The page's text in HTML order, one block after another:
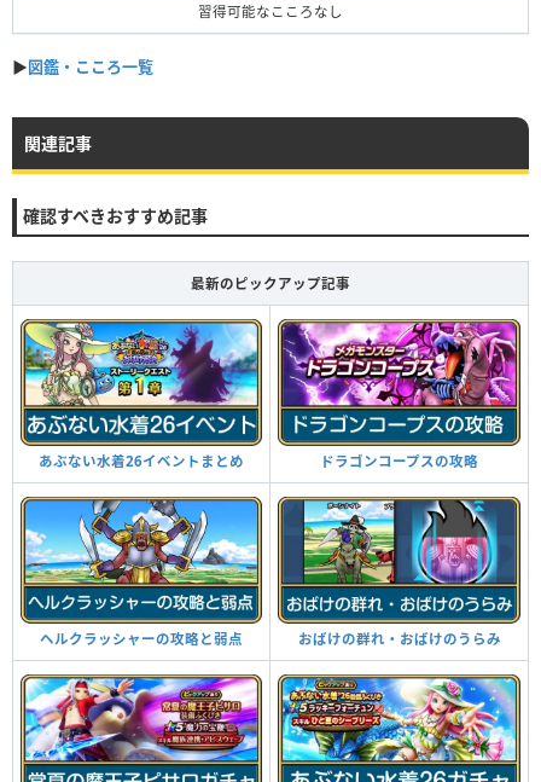
習得可能なこころなし
▶︎図鑑・こころ一覧
関連記事
確認すべきおすすめ記事
最新のピックアップ記事
あぶない水着26イベントまとめ ドラゴンコープスの攻略
ヘルクラッシャーの攻略と弱点 おばけの群れ・おばけのうらみ